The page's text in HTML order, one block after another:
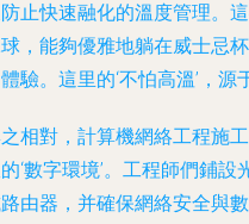
止快速融化的溫度管理。
，能夠優雅地躺在威士忌
驗。這里的‘不怕高溫’，
相對，計算機網絡工程施
‘數字環境’。工程師們鋪
由器，并確保網絡安全與